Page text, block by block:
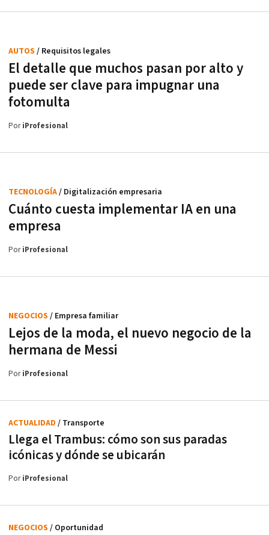
El detalle que muchos pasan por alto y
puede ser clave para impugnar una
fotomulta
AUTOS / Requisitos legales
PoriProfesional
Cuánto cuesta implementar IA en una
empresa
TECNOLOGÍA/ Digitalización empresaria
PoriProfesional
Lejos de la moda, el nuevo negocio de la
hermana de Messi
NEGOCIOS / Empresa familiar
PoriProfesional
Llega el Trambus: cómo son sus paradas
icónicas y dónde se ubicarán
ACTUALIDAD / Transporte
PoriProfesional
NEGOCIOS / Oportunidad